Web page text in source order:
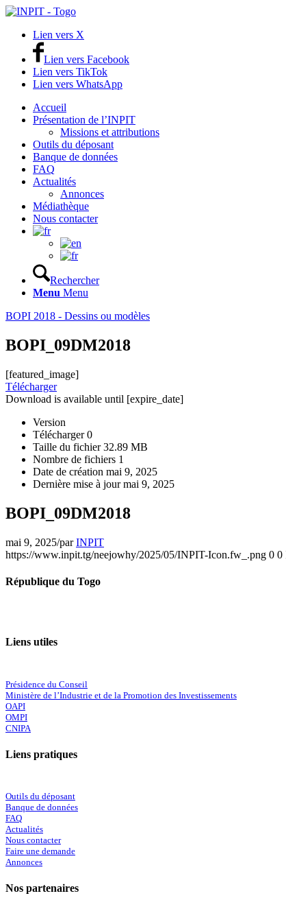
Lien vers X
Lien vers Facebook
Lien vers TikTok
Lien vers WhatsApp
Accueil
Présentation de l’INPIT
Missions et attributions
Outils du déposant
Banque de données
FAQ
Actualités
Annonces
Médiathèque
Nous contacter
Rechercher
Menu Menu
BOPI 2018 - Dessins ou modèles
BOPI_09DM2018
[featured_image]
Télécharger
Download is available until [expire_date]
Version
Télécharger0
Taille du fichier32.89 MB
Nombre de fichiers 1
Date de création mai 9, 2025
Dernière mise à jourmai 9, 2025
BOPI_09DM2018
mai 9, 2025/parINPIT
https://www.inpit.tg/neejowhy/2025/05/INPIT-Icon.fw_.png 0 0
République du Togo
Liens utiles
Présidence du Conseil
Ministère de l’Industrie et de la Promotion des Investissements
OAPI
OMPI
CNIPA
Liens pratiques
Outils du déposant
Banque de données
FAQ
Actualités
Nous contacter
Faire une demande
Annonces
Nos partenaires